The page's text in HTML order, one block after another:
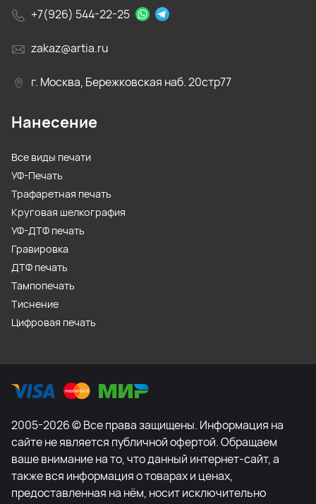
+7(926) 544-22-25
zakaz@artia.ru
г. Москва, Бережковская наб. 20стр77
Нанесение
Все виды печати
УФ-Печать
Трафаретная печать
Круговая шелкография
УФ-ДТФ печать
Гравировка
ДТФ печать
Тампопечать
Тиснение
Цифровая печать
2005-2026 © Все права защищены. Информация на
сайте не является публичной офертой. Обращаем
ваше внимание на то, что данный интернет-сайт, а
также вся информация о товарах и ценах,
предоставленная на нём, носит исключительно